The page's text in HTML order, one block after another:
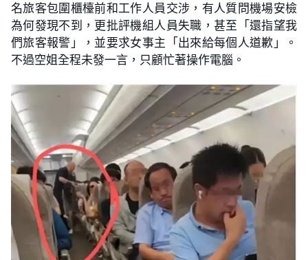
名旅客包圍櫃檯前和工作人員交涉，有人質問機場安檢
為何發現不到，更批評機組人員失職，甚至「還指望我
們旅客報警」，並要求女事主「出來給每個人道歉」。
不過空姐全程未發一言，只顧忙著操作電腦。